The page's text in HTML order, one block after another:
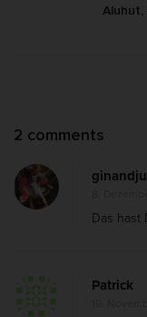
Aluhut,
2 comments
D
t
Das hast
Patrick